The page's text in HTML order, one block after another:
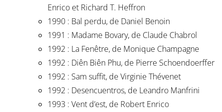
Enrico et Richard T. Heffron
1990 : Bal perdu, de Daniel Benoin
1991 : Madame Bovary, de Claude Chabrol
1992 : La Fenêtre, de Monique Champagne
1992 : Diên Biên Phu, de Pierre Schoendoerffer
1992 : Sam suffit, de Virginie Thévenet
1992 : Desencuentros, de Leandro Manfrini
1993 : Vent d’est, de Robert Enrico